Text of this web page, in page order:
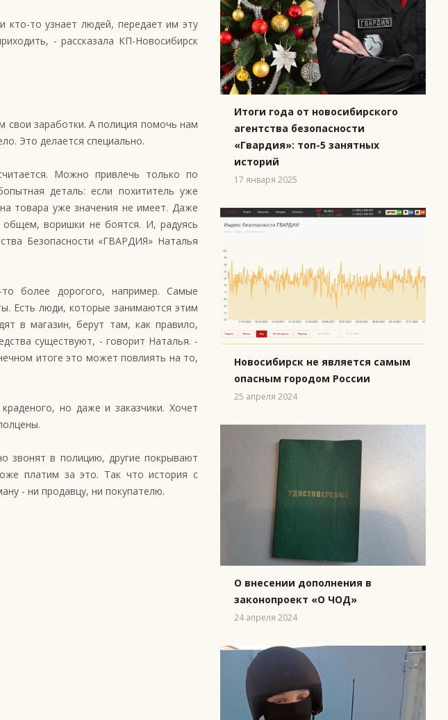
то узнает людей, передает им эту
- рассказала КП-Новосибирск
свои заработки. А полиция помочь нам
Это делается специально.
Можно привлечь только по
деталь: если похититель уже
товара уже значения не имеет. Даже
воришки не боятся. И, радуясь
Безопасности «ГВАРДИЯ» Наталья
более дорогого, например. Самые
Есть люди, которые занимаются этим
в магазин, берут там, как правило,
существуют, - говорит Наталья. -
итоге это может повлиять на то,
но даже и заказчики. Хочет
звонят в полицию, другие покрывают
платим за это. Так что история с
- ни продавцу, ни покупателю.
Итоги года от новосибирского
агентства безопасности
«Гвардия»: топ-5 занятных
историй
17 января 2025
Новосибирск не является самым
опасным городом России
25 апреля 2024
О внесении дополнения в
законопроект «О ЧОД»
24 апреля 2024